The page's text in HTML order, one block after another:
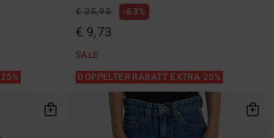
€ 25,95 63%
€ 9,73
SALE
DOPPELTER RABATT EXTRA 25%